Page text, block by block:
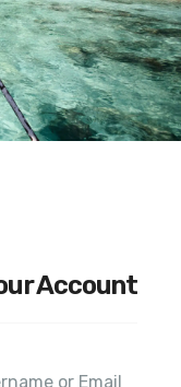
Account
or Email